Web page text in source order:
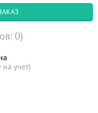
0)
на учет)